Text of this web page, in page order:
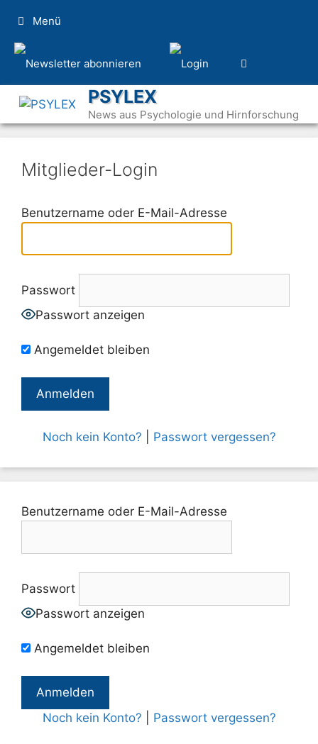
Inhalt
springen
Menü
PSYLEX
News aus Psychologie und Hirnforschung
Mitglieder-Login
Benutzername oder E-Mail-Adresse
Passwort
Passwort anzeigen
Angemeldet bleiben
Noch kein Konto? Passwort vergessen?
Benutzername oder E-Mail-Adresse
Passwort
Passwort anzeigen
Angemeldet bleiben
Noch kein Konto? Passwort vergessen?